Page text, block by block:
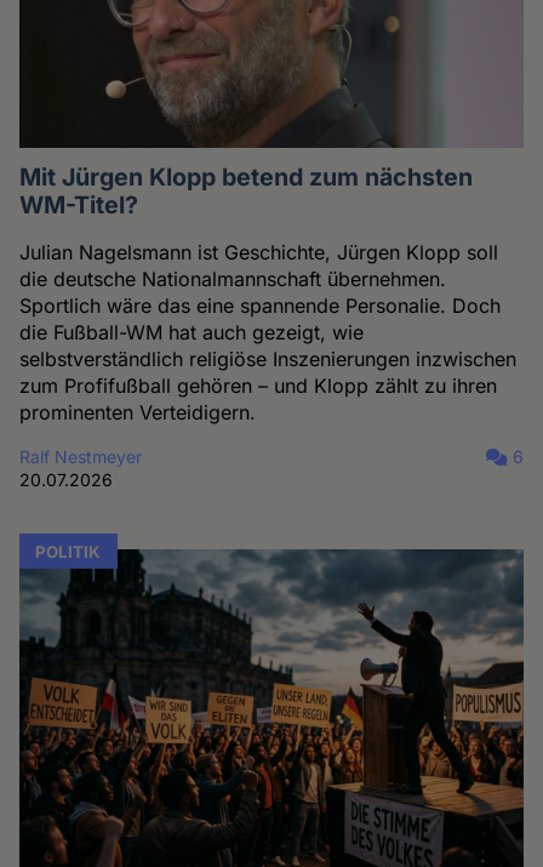
Mit Jürgen Klopp betend zum nächsten
WM-Titel?
Julian Nagelsmann ist Geschichte, Jürgen Klopp soll
die deutsche Nationalmannschaft übernehmen.
Sportlich wäre das eine spannende Personalie. Doch
die Fußball-WM hat auch gezeigt, wie
selbstverständlich religiöse Inszenierungen inzwischen
zum Profifußball gehören – und Klopp zählt zu ihren
prominenten Verteidigern.
Ralf Nestmeyer
20.07.2026
6
POLITIK